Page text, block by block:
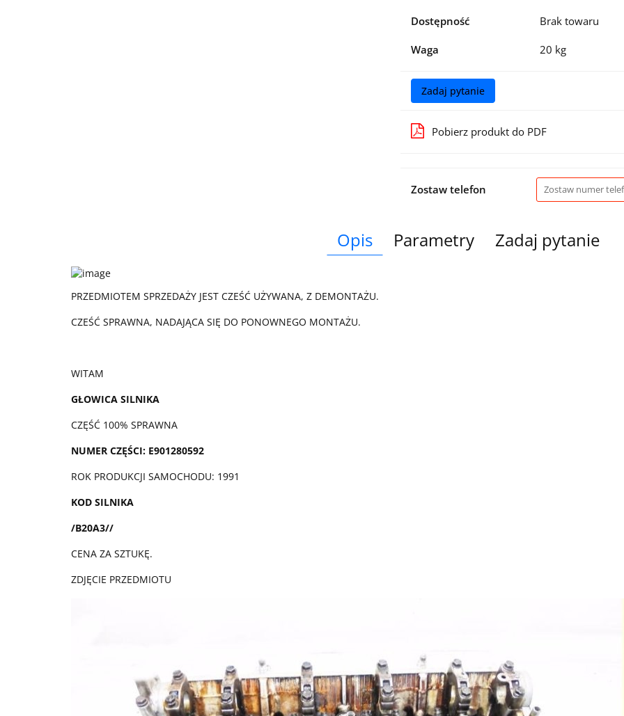
Dostępność Brak towaru
Waga 20 kg
Zadaj pytanie
Pobierz produkt do PDF
Zostaw telefon
Opis Parametry Zadaj pytanie
PRZEDMIOTEM SPRZEDAŻY JEST CZEŚĆ UŻYWANA, Z DEMONTAŻU.
CZEŚĆ SPRAWNA, NADAJĄCA SIĘ DO PONOWNEGO MONTAŻU.
WITAM
GŁOWICA SILNIKA
CZĘŚĆ 100% SPRAWNA
NUMER CZĘŚCI: E901280592
ROK PRODUKCJI SAMOCHODU: 1991
KOD SILNIKA
/B20A3//
CENA ZA SZTUKĘ.
ZDJĘCIE PRZEDMIOTU